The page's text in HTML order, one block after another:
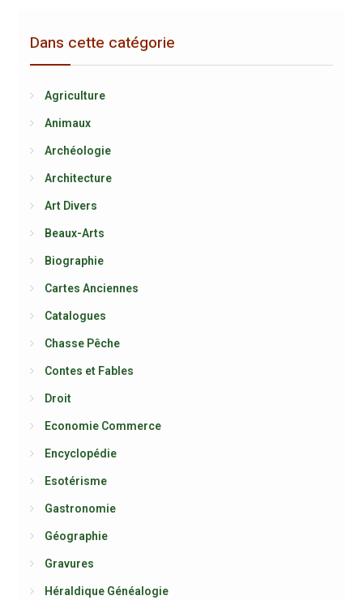
Dans cette catégorie
Agriculture
Animaux
Archéologie
Architecture
Art Divers
Beaux-Arts
Biographie
Cartes Anciennes
Catalogues
Chasse Pêche
Contes et Fables
Droit
Economie Commerce
Encyclopédie
Esotérisme
Gastronomie
Géographie
Gravures
Héraldique Généalogie